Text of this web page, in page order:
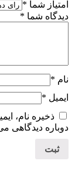
امتیاز شما *
دیدگاه شما *
نام *
ایمیل *
ذخیره نام،
دوباره دیدگاهی